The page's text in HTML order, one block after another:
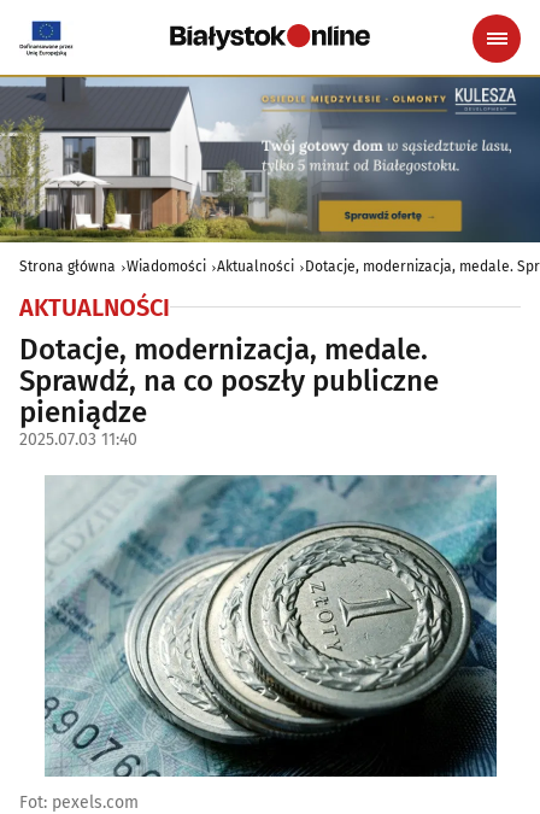
Strona główna Wiadomości Aktualności Dotacje, modernizacja, medale.
AKTUALNOŚCI
Dotacje, modernizacja, medale.
Sprawdź, na co poszły publiczne
pieniądze
2025.07.03 11:40
Fot: pexels.com